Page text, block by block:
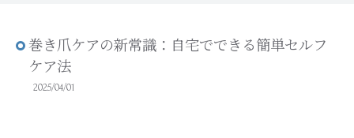
巻き爪ケアの新常識：自宅でできる簡単セルフ
ケア法
2025/04/01